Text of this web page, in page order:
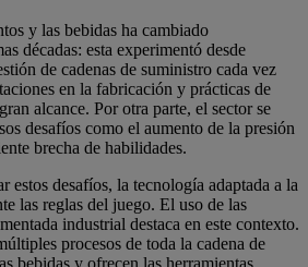
y las bebidas ha cambiado
décadas: esta experimentó desde
de cadenas de suministro cada vez
en la fabricación y prácticas de
alcance. Por otra parte, el sector se
desafíos como el aumento de la presión
brecha de habilidades.
estos desafíos, la tecnología adaptada a la
las reglas del juego. El uso de las
industrial destaca en este contexto.
procesos de toda la cadena de